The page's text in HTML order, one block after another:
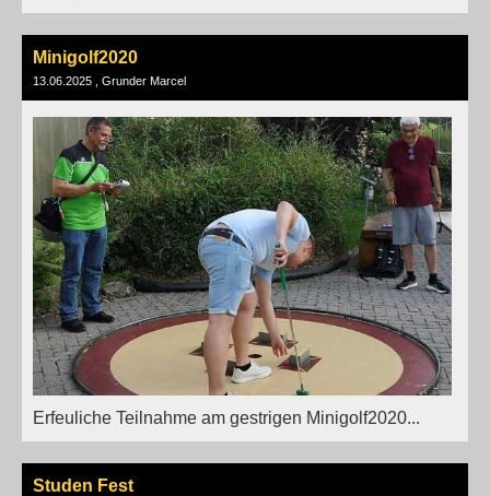
Minigolf2020
13.06.2025 , Grunder Marcel
Erfeuliche Teilnahme am gestrigen Minigolf2020...
Studen Fest